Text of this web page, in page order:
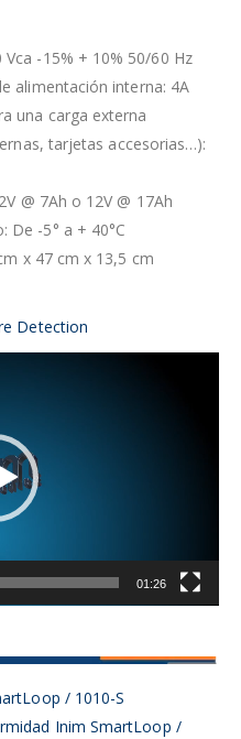
-15% + 10% 50/60 Hz
alimentación interna: 4A
una carga externa
tarjetas accesorias…):
@ 7Ah o 12V @ 17Ah
De -5° a + 40°C
x 47 cm x 13,5 cm
Detection
01:26
/ 1010-S
Inim SmartLoop /